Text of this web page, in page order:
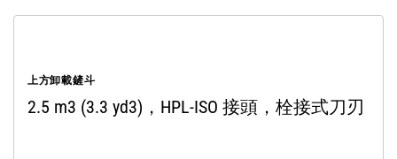
上方卸載鏟斗
2.5 m3 (3.3 yd3)，HPL-ISO 接頭，栓接式刀刃